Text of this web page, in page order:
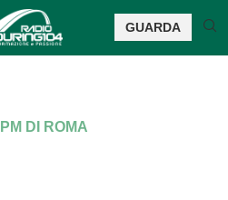
GUARDA
PM DI ROMA